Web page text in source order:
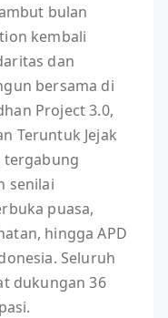
bulan
kembali
dan
bersama di
Project 3.0,
Teruntuk Jejak
tergabung
senilai
puasa,
hingga APD
Seluruh
dukungan 36